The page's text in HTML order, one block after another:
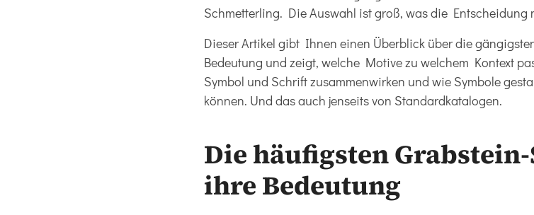
Schmetterling. Die Auswahl ist groß, was die Entscheidung
Dieser Artikel gibt Ihnen einen Überblick über die
Bedeutung und zeigt, welche Motive zu welchem Kontext
Symbol und Schrift zusammenwirken und wie Symbole
können. Und das auch jenseits von Standardkatalogen.
Die häufigsten
ihre Bedeutung